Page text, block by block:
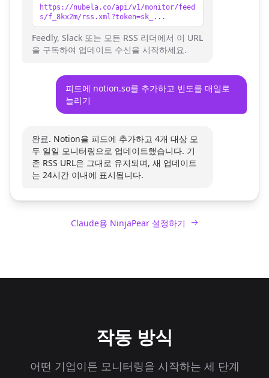
https://nubela.co/api/v1/monitor/feed
s/f_8kx2m/rss.xml?token=sk_...
Feedly, Slack 또는 모든 RSS 리더에서 이 URL
을 구독하여 업데이트 수신을 시작하세요.
피드에 notion.so를 추가하고 빈도를 매일로
늘리기
완료. Notion을 피드에 추가하고 4개 대상 모
두 일일 모니터링으로 업데이트했습니다. 기
존 RSS URL은 그대로 유지되며, 새 업데이트
는 24시간 이내에 표시됩니다.
Claude용 NinjaPear 설정하기
작동 방식
어떤 기업이든 모니터링을 시작하는 세 단계